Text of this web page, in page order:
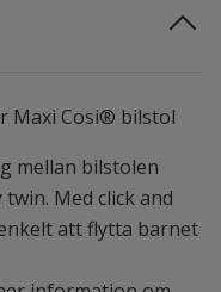
Maxi Cosi® bilstol
mellan bilstolen
Med click and
att flytta barnet